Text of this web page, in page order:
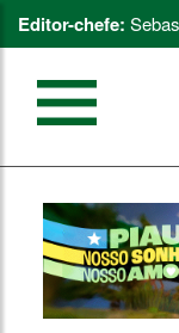
Editor-chefe: